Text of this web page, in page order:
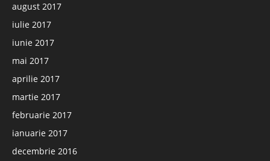
august 2017
iulie 2017
iunie 2017
mai 2017
aprilie 2017
martie 2017
februarie 2017
ianuarie 2017
decembrie 2016